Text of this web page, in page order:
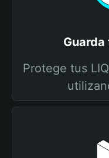
Guarda
Protege tus